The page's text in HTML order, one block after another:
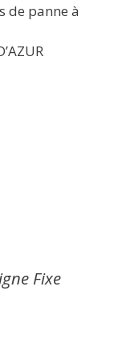
de panne à
Fixe